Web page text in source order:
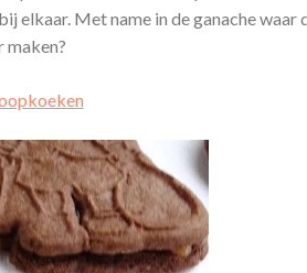
elkaar. Met name in de ganache waar
maken?